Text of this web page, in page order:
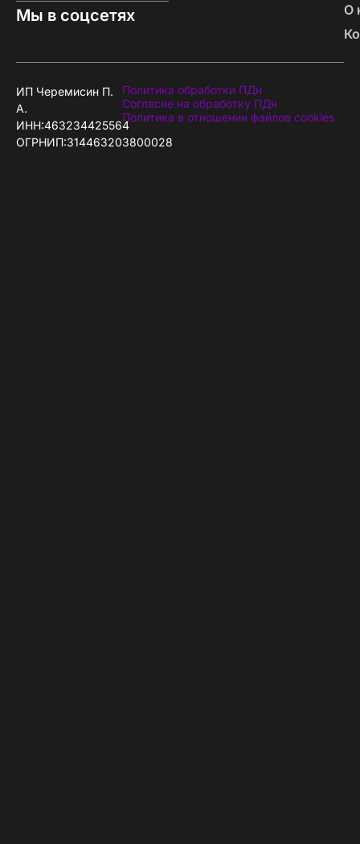
Мы в соцсетях
О
ИП Черемисин П.
А.
ИНН:463234425564
ОГРНИП:314463203800028
Политика обработки ПДн
Согласие на обработку ПДн
Политика в отношении файлов cookies